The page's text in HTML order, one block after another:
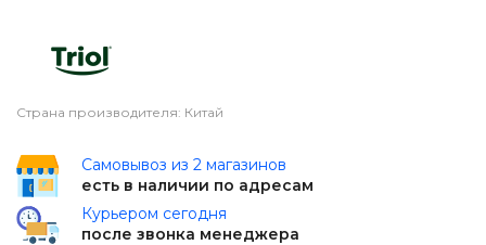
Страна производителя: Китай
Самовывоз из 2 магазинов
есть в наличии по адресам
Курьером сегодня
после звонка менеджера